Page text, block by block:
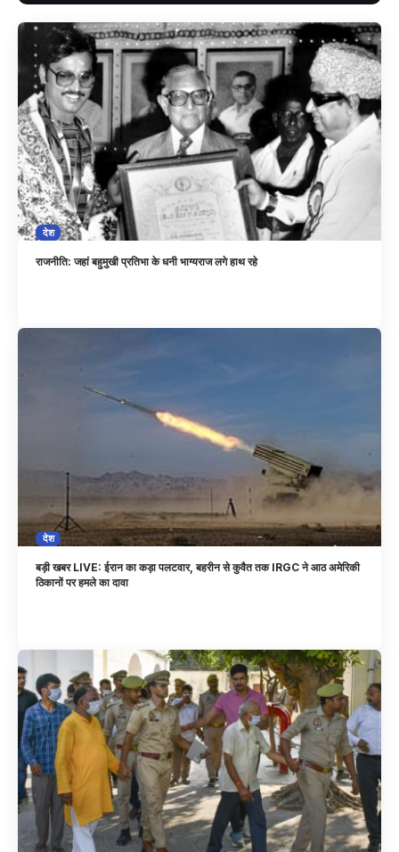
देश
राजनीति: जहां बहुमुखी प्रतिभा के धनी भाग्यराज लगे हाथ रहे
देश
बड़ी खबर LIVE: ईरान का कड़ा पलटवार, बहरीन से कुवैत तक IRGC ने आठ अमेरिकी
ठिकानों पर हमले का दावा